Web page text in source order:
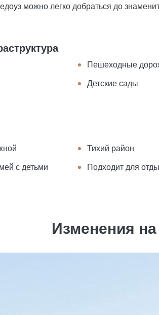
можно легко добраться до
Пешеходные
Детские сады
Тихий район
с детьми Подходит для
Изменения